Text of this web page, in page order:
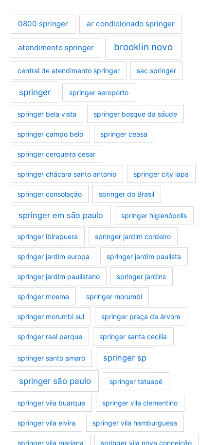
0800 springer ar condicionado springer
atendimento springer brooklin novo
central de atendimento springer sac springer
springer springer aeroporto
springer bela vista springer bosque da sáude
springer campo belo springer ceasa
springer cerqueira cesar
springer chácara santo antonio springer city lapa
springer consolação springer do Brasil
springer em são paulo springer higienópolis
springer ibirapuera springer jardim cordeiro
springer jardim europa springer jardim paulista
springer jardim paulistano springer jardins
springer moema springer morumbi
springer morumbi sul springer praça da árvore
springer real parque springer santa cecília
springer santo amaro springer sp
springer são paulo springer tatuapé
springer vila buarque springer vila clementino
springer vila elvira springer vila hamburguesa
springer vila mariana springer vila nova conceição